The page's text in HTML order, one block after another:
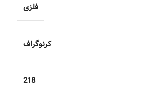
فلزی
کرنوگراف
218